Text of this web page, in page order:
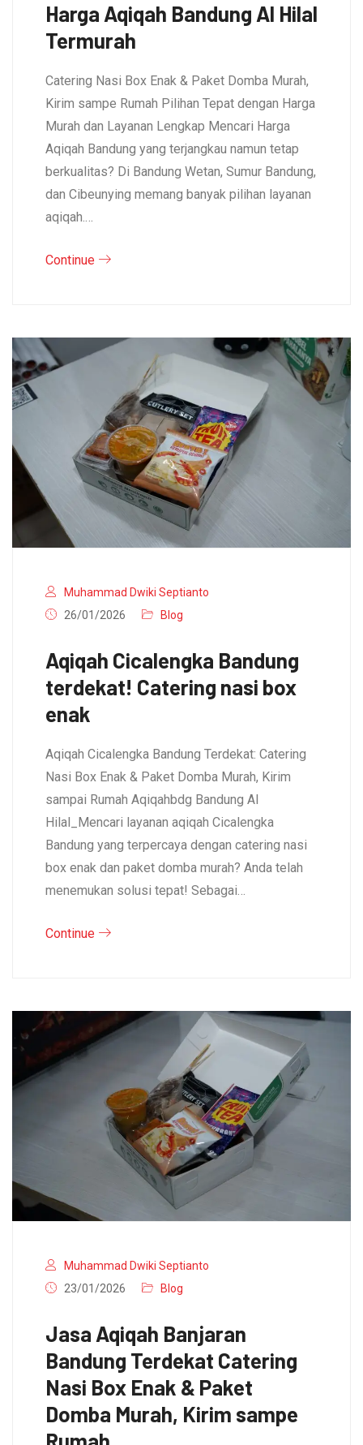
Harga Aqiqah Bandung Al Hilal
Termurah
Catering Nasi Box Enak & Paket Domba Murah,
Kirim sampe Rumah Pilihan Tepat dengan Harga
Murah dan Layanan Lengkap Mencari Harga
Aqiqah Bandung yang terjangkau namun tetap
berkualitas? Di Bandung Wetan, Sumur Bandung,
dan Cibeunying memang banyak pilihan layanan
aqiqah.…
Continue
Muhammad Dwiki Septianto
26/01/2026
Blog
Aqiqah Cicalengka Bandung
terdekat! Catering nasi box
enak
Aqiqah Cicalengka Bandung Terdekat: Catering
Nasi Box Enak & Paket Domba Murah, Kirim
sampai Rumah Aqiqahbdg Bandung Al
Hilal_Mencari layanan aqiqah Cicalengka
Bandung yang terpercaya dengan catering nasi
box enak dan paket domba murah? Anda telah
menemukan solusi tepat! Sebagai…
Continue
Muhammad Dwiki Septianto
23/01/2026
Blog
Jasa Aqiqah Banjaran
Bandung Terdekat Catering
Nasi Box Enak & Paket
Domba Murah, Kirim sampe